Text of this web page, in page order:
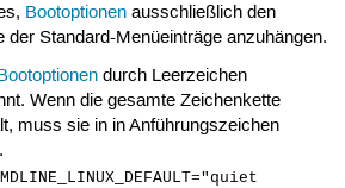
Bootoptionenausschließlich den
der Standard-Menüeinträge anzuhängen.
durch Leerzeichen
Wenn die gesamte Zeichenkette
muss sie in in Anführungszeichen